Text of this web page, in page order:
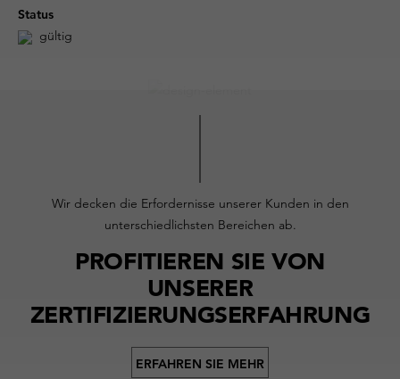
Status
gültig
Wir decken die Erfordernisse unserer Kunden in den
unterschiedlichsten Bereichen ab.
PROFITIEREN SIE VON
UNSERER
ZERTIFIZIERUNGSERFAHRUNG
ERFAHREN SIE MEHR